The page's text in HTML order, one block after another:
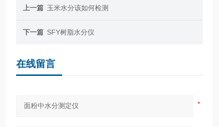
上一篇 玉米水分该如何检测
下一篇 SFY树脂水分仪
在线留言